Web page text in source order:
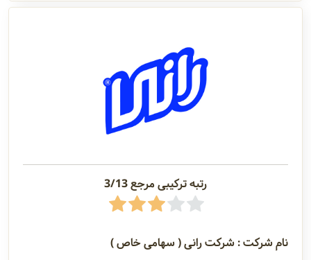
سابقه
رتبه ترکیبی مرجع 3/13
نام شرکت : شرکت رانی ( سهامی خاص )